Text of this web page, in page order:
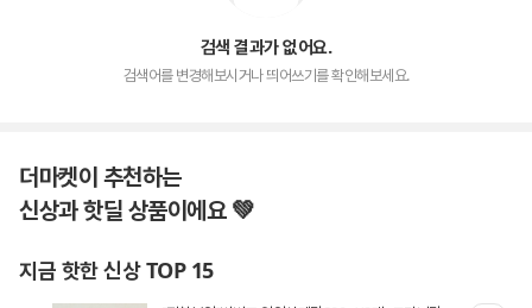
검색 결과가 없어요.
검색어를 변경해보시거나 띄어쓰기를 확인해보세요.
더마켓이 추천하는
신상과 핫딜 상품이에요 💚
지금 핫한 신상 TOP 15